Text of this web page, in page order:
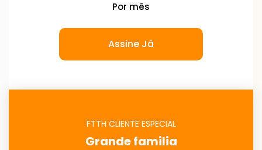
Por mês
Assine Já
FTTH CLIENTE ESPECIAL
Grande familia